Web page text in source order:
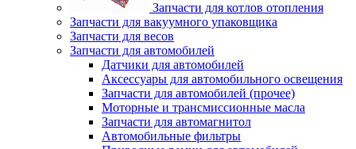
Запчасти для котлов отопления
Запчасти для вакуумного упаковщика
Запчасти для весов
Запчасти для автомобилей
Датчики для автомобилей
Аксессуары для автомобильного освещения
Запчасти для автомобилей (прочее)
Моторные и трансмиссионные масла
Запчасти для автомагнитол
Автомобильные фильтры